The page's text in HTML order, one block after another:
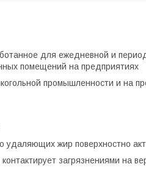
для ежедневной и
помещений на предприятиях
промышленности и на
жир поверхностно
загрязнениями на